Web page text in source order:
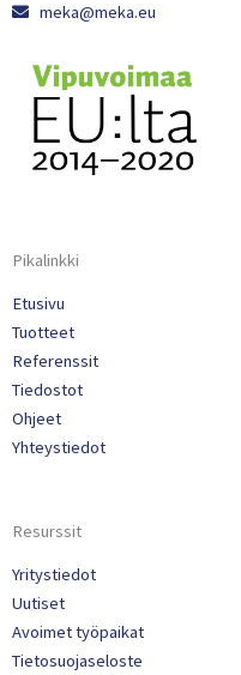
meka@meka.eu
Pikalinkki
Etusivu
Tuotteet
Referenssit
Tiedostot
Ohjeet
Yhteystiedot
Resurssit
Yritystiedot
Uutiset
Avoimet työpaikat
Tietosuojaseloste